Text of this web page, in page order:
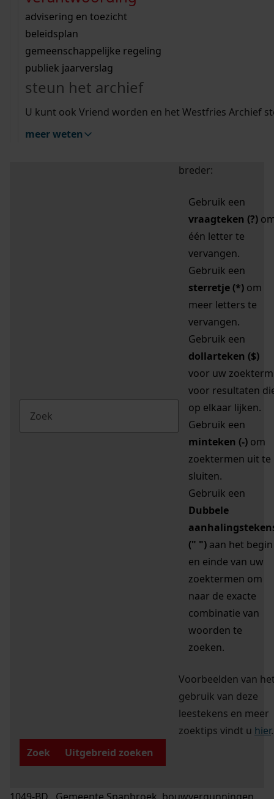
bouwvergunningen
omgevingsvergunningen
vergunningen
beeld en geluid
uitleg nodig?
Wij helpen u op weg met een aantal zoektips.
bekijk alle zoektips
Wij helpen u op weg met een aantal zoektips.
bekijk alle zoektips
bekijk ons geschiedenislokaal
advisering en toezicht
beleidsplan
gemeenschappelijke regeling
publiek jaarverslag
steun het archief
U kunt ook Vriend worden en het Westfries Archief
meer weten
zoektips
Mijn Studiezaal (inloggen)
uw zoekopdracht te
breder:
Gebruik een
vraagteken (?)
één letter te
vervangen.
Gebruik een
sterretje (*) om
meer letters te
vervangen.
Gebruik een
dollarteken ($)
voor uw zoekterm
voor resultaten
op elkaar lijken.
Gebruik een
minteken (-) om
zoektermen uit te
sluiten.
Gebruik een
Dubbele
(" ") aan het begin
en einde van uw
zoektermen om
naar de exacte
combinatie van
woorden te
zoeken.
Voorbeelden van
gebruik van deze
leestekens en meer
zoektips vindt u hier.
Zoek
Uitgebreid zoeken